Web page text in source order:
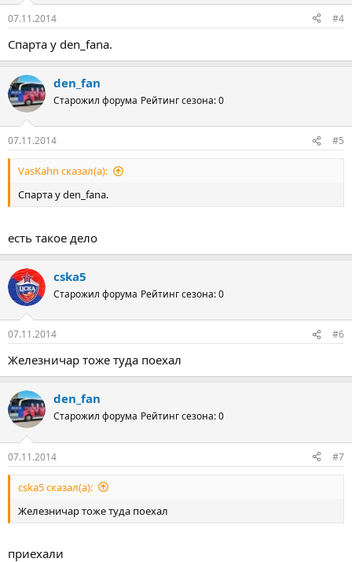
07.11.2014 #4
Спарта у den_fanа.
den_fan
Старожил форума Рейтинг сезона: 0
07.11.2014 #5
VasKahn сказал(а):
Спарта у den_fanа.
есть такое дело
cska5
Старожил форума Рейтинг сезона: 0
07.11.2014 #6
Железничар тоже туда поехал
den_fan
Старожил форума Рейтинг сезона: 0
07.11.2014 #7
cska5 сказал(а):
Железничар тоже туда поехал
приехали